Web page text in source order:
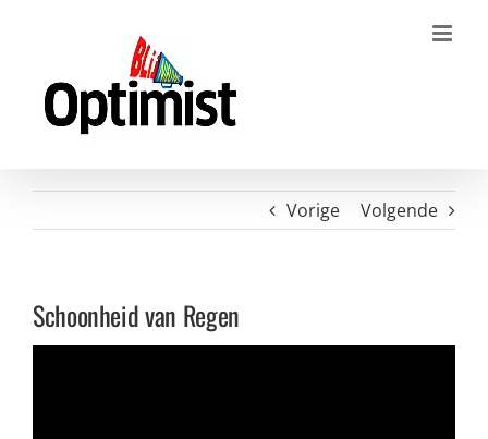
Vorige Volgende
Schoonheid van Regen